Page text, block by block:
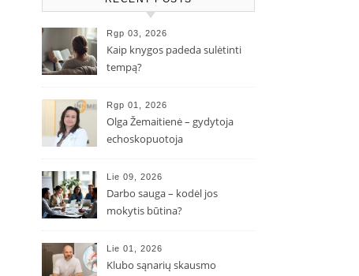
Rgp 03, 2026
Kaip knygos padeda sulėtinti
tempą?
Rgp 01, 2026
Olga Žemaitienė – gydytoja
echoskopuotoja
Lie 09, 2026
Darbo sauga – kodėl jos
mokytis būtina?
Lie 01, 2026
Klubo sąnarių skausmo